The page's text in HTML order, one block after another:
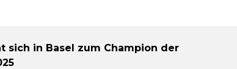
sich in Basel zum Champion der